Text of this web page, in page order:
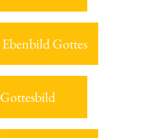
Ebenbild Gottes
Gottesbild